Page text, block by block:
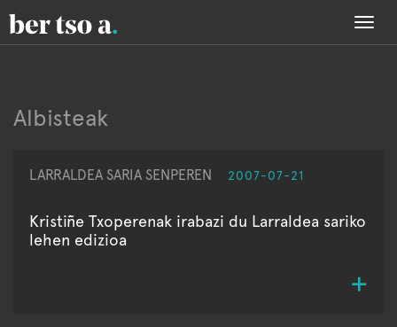
Albisteak
LARRALDEA SARIA SENPEREN 2007-07-21
Kristiñe Txoperenak irabazi du Larraldea sariko
lehen edizioa